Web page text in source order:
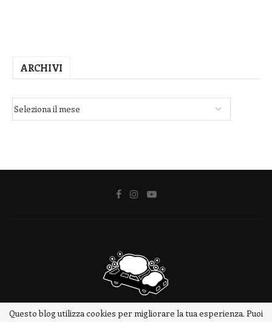
ARCHIVI
Questo blog utilizza cookies per migliorare la tua esperienza. Puoi